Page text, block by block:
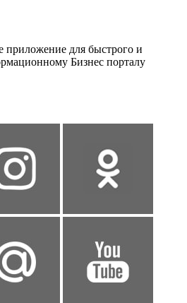
приложение для быстрого и
Бизнес порталу